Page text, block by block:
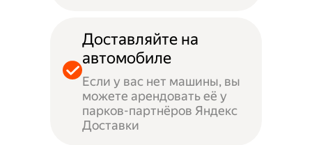
Доставляйте на
автомобиле
Если у вас нет машины, вы
можете арендовать её у
парков-партнёров Яндекс
Доставки